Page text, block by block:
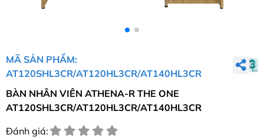
MÃ SẢN PHẨM:
AT120SHL3CR/AT120HL3CR/AT140HL3CR
BÀN NHÂN VIÊN ATHENA-R THE ONE
AT120SHL3CR/AT120HL3CR/AT140HL3CR
Đánh giá: